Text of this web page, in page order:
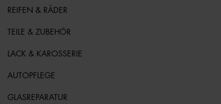
REIFEN & RÄDER
TEILE & ZUBEHÖR
LACK & KAROSSERIE
AUTOPFLEGE
GLASREPARATUR